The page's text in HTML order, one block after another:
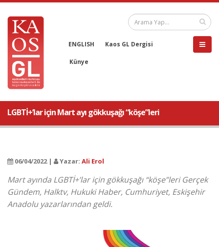
ENGLISH Kaos GL Dergisi
Künye
LGBTİ+’lar için Mart ayı gökkuşağı “köşe”leri
06/04/2022 | Yazar: Ali Erol
Mart ayında LGBTİ+’lar için gökkuşağı “köşe”leri Gerçek
Gündem, Halktv, Hukuki Haber, Cumhuriyet, Eskişehir
Anadolu yazarlarından geldi.